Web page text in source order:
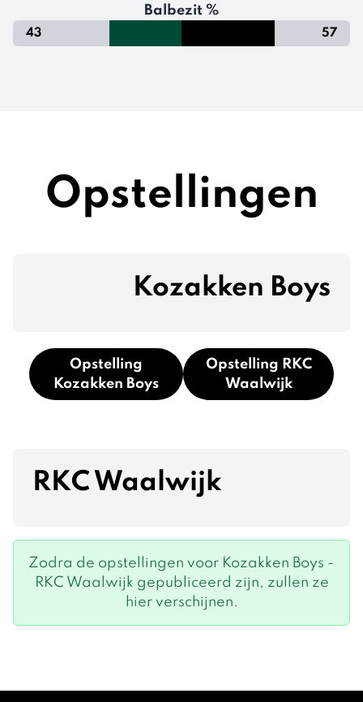
Balbezit %
43 57
Opstellingen
Kozakken Boys
Opstelling
Kozakken Boys
Opstelling RKC
Waalwijk
RKC Waalwijk
Zodra de opstellingen voor Kozakken Boys -
RKC Waalwijk gepubliceerd zijn, zullen ze
hier verschijnen.